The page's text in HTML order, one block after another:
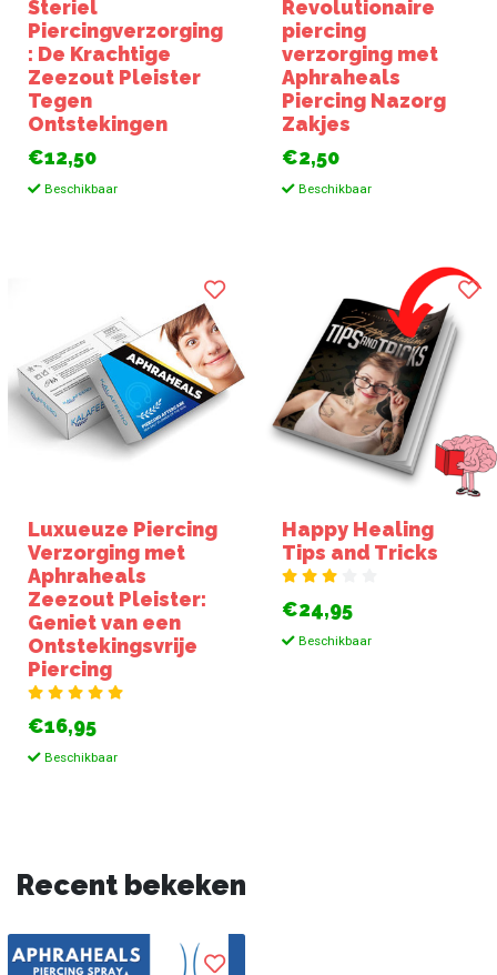
Steriel
Piercingverzorging
: De Krachtige
Zeezout Pleister
Tegen
Ontstekingen
€12,50
Beschikbaar
Revolutionaire
piercing
verzorging met
Aphraheals
Piercing Nazorg
Zakjes
€2,50
Beschikbaar
Luxueuze Piercing
Verzorging met
Aphraheals
Zeezout Pleister:
Geniet van een
Ontstekingsvrije
Piercing
€16,95
Beschikbaar
Happy Healing
Tips and Tricks
€24,95
Beschikbaar
Recent bekeken